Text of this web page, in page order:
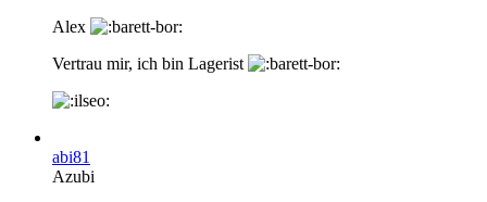
Alex
Vertrau mir, ich bin Lagerist
abi81
Azubi